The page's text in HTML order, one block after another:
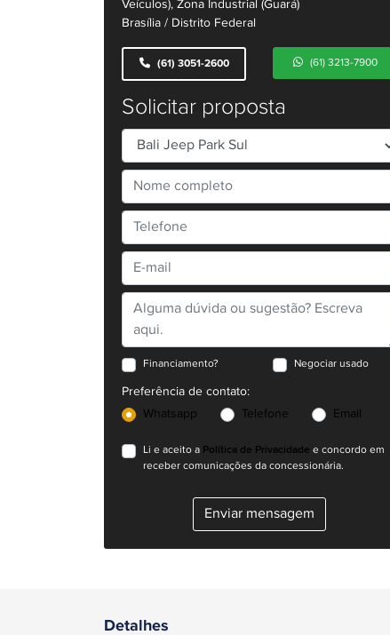
Veículos), Zona Industrial (Guará)
Brasília / Distrito Federal
(61) 3051-2600 (61) 3213-7900
Solicitar proposta
Financiamento? Negociar usado
Preferência de contato:
Whatsapp
Telefone Email
Li e aceito a Política de Privacidade e concordo em
receber comunicações da concessionária.
Enviar mensagem
Detalhes